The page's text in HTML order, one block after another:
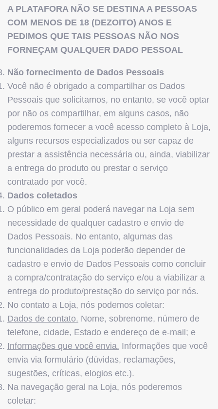
A PLATAFORA NÃO SE DESTINA A PESSOAS
COM MENOS DE 18 (DEZOITO) ANOS E
PEDIMOS QUE TAIS PESSOAS NÃO NOS
FORNEÇAM QUALQUER DADO PESSOAL
Não fornecimento de Dados Pessoais
Você não é obrigado a compartilhar os Dados
Pessoais que solicitamos, no entanto, se você optar
por não os compartilhar, em alguns casos, não
poderemos fornecer a você acesso completo à Loja,
alguns recursos especializados ou ser capaz de
prestar a assistência necessária ou, ainda, viabilizar
a entrega do produto ou prestar o serviço
contratado por você.
Dados coletados
O público em geral poderá navegar na Loja sem
necessidade de qualquer cadastro e envio de
Dados Pessoais. No entanto, algumas das
funcionalidades da Loja poderão depender de
cadastro e envio de Dados Pessoais como concluir
a compra/contratação do serviço e/ou a viabilizar a
entrega do produto/prestação do serviço por nós.
No contato a Loja, nós podemos coletar:
Dados de contato. Nome, sobrenome, número de
telefone, cidade, Estado e endereço de e-mail; e
Informações que você envia. Informações que você
envia via formulário (dúvidas, reclamações,
sugestões, críticas, elogios etc.).
Na navegação geral na Loja, nós poderemos
coletar: